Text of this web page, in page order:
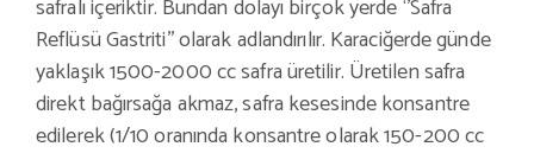
safralı içeriktir. Bundan dolayı birçok yerde ‘’Safra
Reflüsü Gastriti’’ olarak adlandırılır. Karaciğerde günde
yaklaşık 1500-2000 cc safra üretilir. Üretilen safra
direkt bağırsağa akmaz, safra kesesinde konsantre
edilerek (1/10 oranında konsantre olarak 150-200 cc